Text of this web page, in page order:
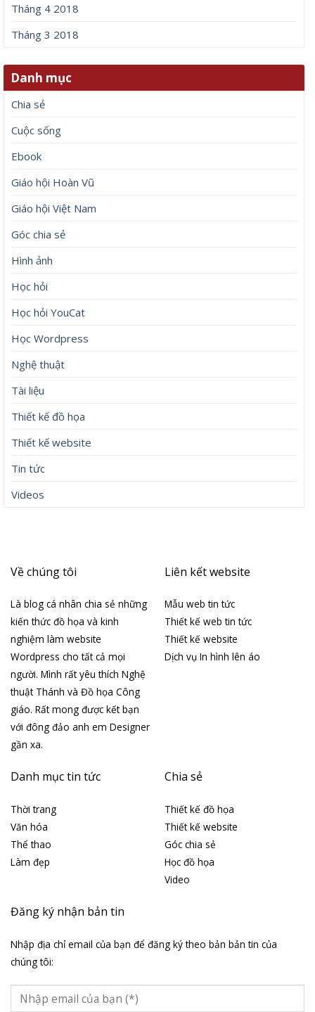
Tháng 4 2018
Tháng 3 2018
Danh mục
Chia sẻ
Cuộc sống
Ebook
Giáo hội Hoàn Vũ
Giáo hội Việt Nam
Góc chia sẻ
Hình ảnh
Học hỏi
Học hỏi YouCat
Học Wordpress
Nghệ thuật
Tài liệu
Thiết kế đồ họa
Thiết kế website
Tin tức
Videos
Về chúng tôi
Là blog cá nhân chia sẻ những
kiến thức đồ họa và kinh
nghiệm làm website
Wordpress cho tất cả mọi
người. Mình rất yêu thích Nghệ
thuật Thánh và Đồ họa Công
giáo. Rất mong được kết bạn
với đông đảo anh em Designer
gần xa.
Liên kết website
Mẫu web tin tức
Thiết kế web tin tức
Thiết kế website
Dịch vụ In hình lên áo
Danh mục tin tức
Thời trang
Văn hóa
Thể thao
Làm đẹp
Chia sẻ
Thiết kế đồ họa
Thiết kế website
Góc chia sẻ
Học đồ họa
Video
Đăng ký nhận bản tin
Nhập địa chỉ email của bạn để đăng ký theo bản bản tin của
chúng tôi: